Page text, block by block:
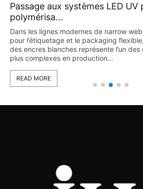
Passage aux systèmes LED UV
polymérisa...
Dans les lignes modernes de narrow
pour l’étiquetage et le packaging
des encres blanches représente l’un
plus complexes en production...
READ MORE